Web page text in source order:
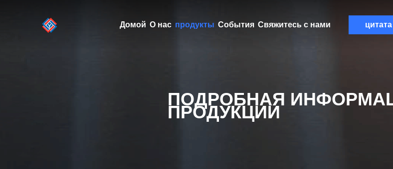
Домой О нас продукты События Свяжитесь с нами цитата
ПОДРОБНАЯ
ПРОДУКЦИИ